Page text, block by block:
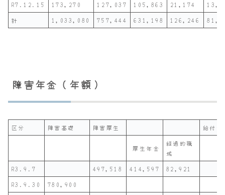
R7.12.15
173,270 127,037 105,863 21,174
計
1,033,080 757,444 631,198 126,246
障害年金（年額）
区分 障害基礎 障害厚生 給付金
厚生年金
経過的職
域
R3.9.7
497,518 414,597
82,921
R3.9.30
780,900